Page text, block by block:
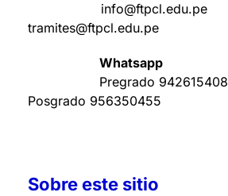
info@ftpcl.edu.pe
tramites@ftpcl.edu.pe
Whatsapp
Pregrado 942615408
Posgrado 956350455
Sobre este sitio